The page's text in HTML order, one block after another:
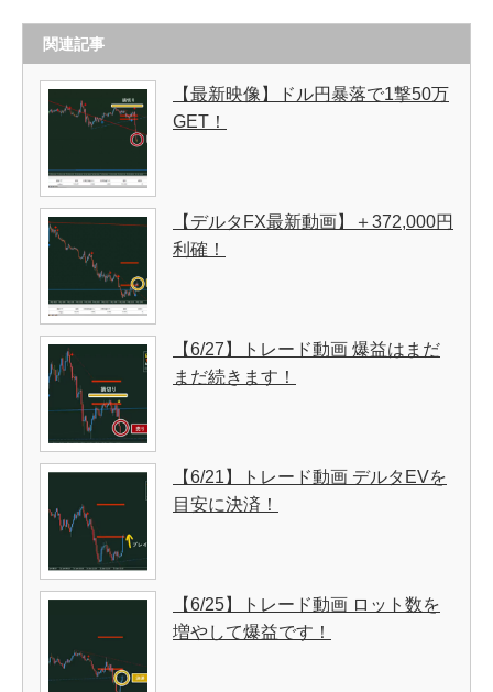
関連記事
【最新映像】ドル円暴落で1撃50万
GET！
【デルタFX最新動画】＋372,000円
利確！
【6/27】トレード動画 爆益はまだ
まだ続きます！
【6/21】トレード動画 デルタEVを
目安に決済！
【6/25】トレード動画 ロット数を
増やして爆益です！